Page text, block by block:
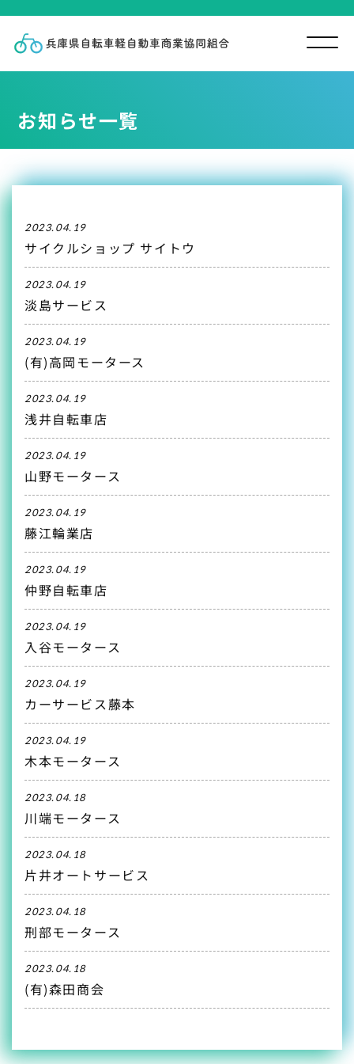
お知らせ一覧
2023.04.19
サイクルショップ サイトウ
2023.04.19
淡島サービス
2023.04.19
(有)高岡モータース
2023.04.19
浅井自転車店
2023.04.19
山野モータース
2023.04.19
藤江輪業店
2023.04.19
仲野自転車店
2023.04.19
入谷モータース
2023.04.19
カーサービス藤本
2023.04.19
木本モータース
2023.04.18
川端モータース
2023.04.18
片井オートサービス
2023.04.18
刑部モータース
2023.04.18
(有)森田商会